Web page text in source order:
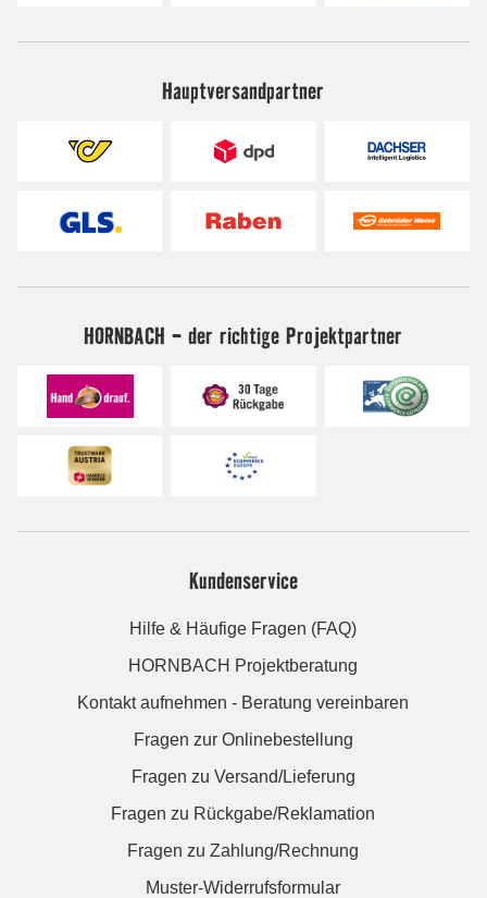
Hauptversandpartner
HORNBACH - der richtige Projektpartner
Kundenservice
Hilfe & Häufige Fragen (FAQ)
HORNBACH Projektberatung
Kontakt aufnehmen - Beratung vereinbaren
Fragen zur Onlinebestellung
Fragen zu Versand/Lieferung
Fragen zu Rückgabe/Reklamation
Fragen zu Zahlung/Rechnung
Muster-Widerrufsformular